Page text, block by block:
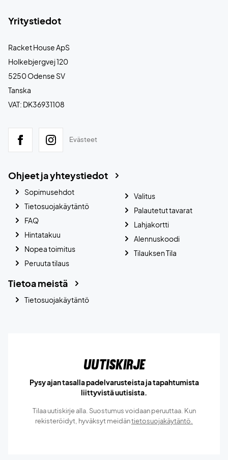
Yritystiedot
Racket House ApS
Holkebjergvej 120
5250 Odense SV
Tanska
VAT: DK36931108
Evästeet
Ohjeet ja yhteystiedot
Sopimusehdot
Tietosuojakäytäntö
FAQ
Hintatakuu
Nopea toimitus
Peruuta tilaus
Valitus
Palautetut tavarat
Lahjakortti
Alennuskoodi
Tilauksen Tila
Tietoa meistä
Tietosuojakäytäntö
Uutiskirje
Pysy ajan tasalla padelvarusteista ja tapahtumista
liittyvistä uutisista.
Tilaa uutiskirje alla. Suostumus voidaan peruuttaa. Kun
rekisteröidyt, hyväksyt meidäntietosuojakäytäntö.